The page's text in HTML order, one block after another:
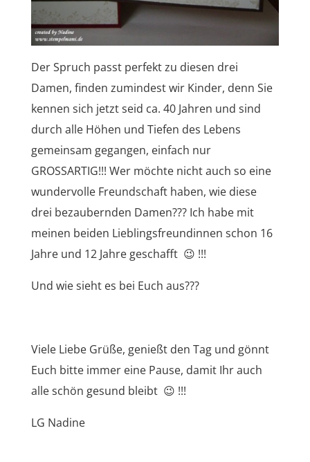
Der Spruch passt perfekt zu diesen drei
Damen, finden zumindest wir Kinder, denn Sie
kennen sich jetzt seid ca. 40 Jahren und sind
durch alle Höhen und Tiefen des Lebens
gemeinsam gegangen, einfach nur
GROSSARTIG!!! Wer möchte nicht auch so eine
wundervolle Freundschaft haben, wie diese
drei bezaubernden Damen??? Ich habe mit
meinen beiden Lieblingsfreundinnen schon 16
Jahre und 12 Jahre geschafft 😉 !!!
Und wie sieht es bei Euch aus???
Viele Liebe Grüße, genießt den Tag und gönnt
Euch bitte immer eine Pause, damit Ihr auch
alle schön gesund bleibt 😉 !!!
LG Nadine